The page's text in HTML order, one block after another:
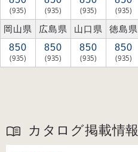
(935) (935) (935) (935)
岡山県 広島県 山口県 徳島県
850
(935)
850
(935)
850
(935)
850
(935)
カタログ掲載情報